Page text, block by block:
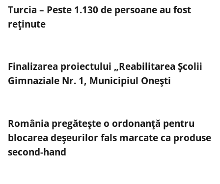
Turcia – Peste 1.130 de persoane au fost
reţinute
Finalizarea proiectului „Reabilitarea Școlii
Gimnaziale Nr. 1, Municipiul Onești
România pregătește o ordonanță pentru
blocarea deșeurilor fals marcate ca produse
second-hand